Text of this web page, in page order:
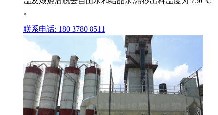
。
联系电话: 180 3780 8511